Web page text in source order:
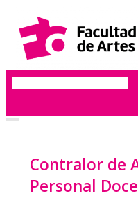
contenido
Buscar
Contralor de
Personal